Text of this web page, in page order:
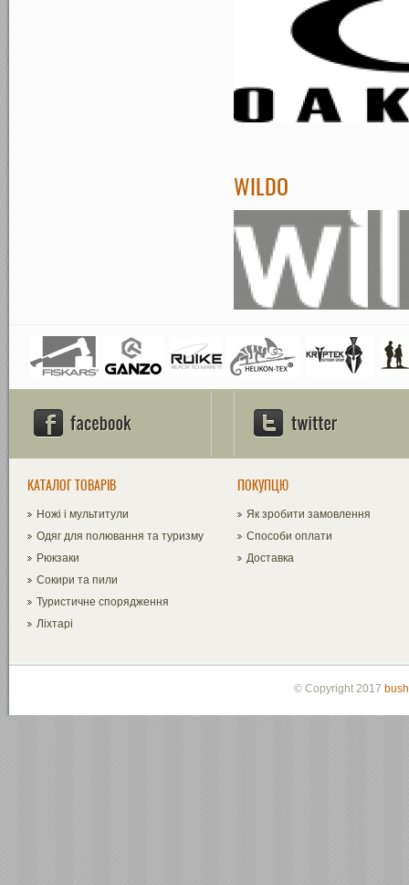
WILDO
КАТАЛОГ ТОВАРІВ
Ножі і мультитули
Одяг для полювання та туризму
Рюкзаки
Сокири та пили
Туристичне спорядження
Ліхтарі
ПОКУПЦЮ
Як зробити замовлення
Способи оплати
Доставка
© Copyright 2017